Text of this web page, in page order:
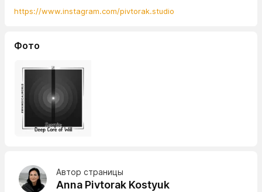
https://www.instagram.com/pivtorak.studio
Фото
Автор страницы
Anna Pivtorak Kostyuk